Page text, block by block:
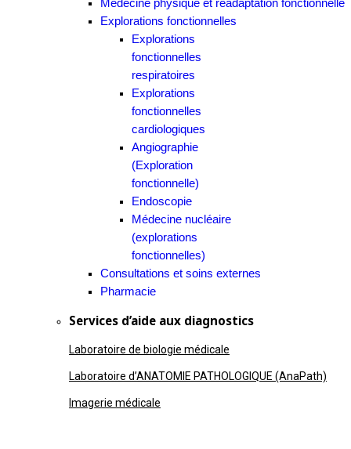
Médecine physique et réadaptation fonctionnelle
Explorations fonctionnelles
Explorations
fonctionnelles
respiratoires
Explorations
fonctionnelles
cardiologiques
Angiographie
(Exploration
fonctionnelle)
Endoscopie
Médecine nucléaire
(explorations
fonctionnelles)
Consultations et soins externes
Pharmacie
Services d’aide aux diagnostics
Laboratoire de biologie médicale
Laboratoire d’ANATOMIE PATHOLOGIQUE (AnaPath)
Imagerie médicale